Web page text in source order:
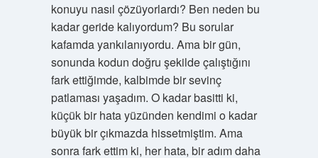
konuyu nasıl çözüyorlardı? Ben neden bu
kadar geride kalıyordum? Bu sorular
kafamda yankılanıyordu. Ama bir gün,
sonunda kodun doğru şekilde çalıştığını
fark ettiğimde, kalbimde bir sevinç
patlaması yaşadım. O kadar basitti ki,
küçük bir hata yüzünden kendimi o kadar
büyük bir çıkmazda hissetmiştim. Ama
sonra fark ettim ki, her hata, bir adım daha